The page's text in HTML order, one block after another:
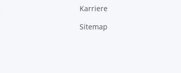
Karriere
Sitemap